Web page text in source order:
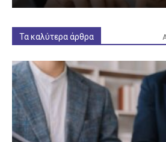
Τα καλύτερα άρθρα